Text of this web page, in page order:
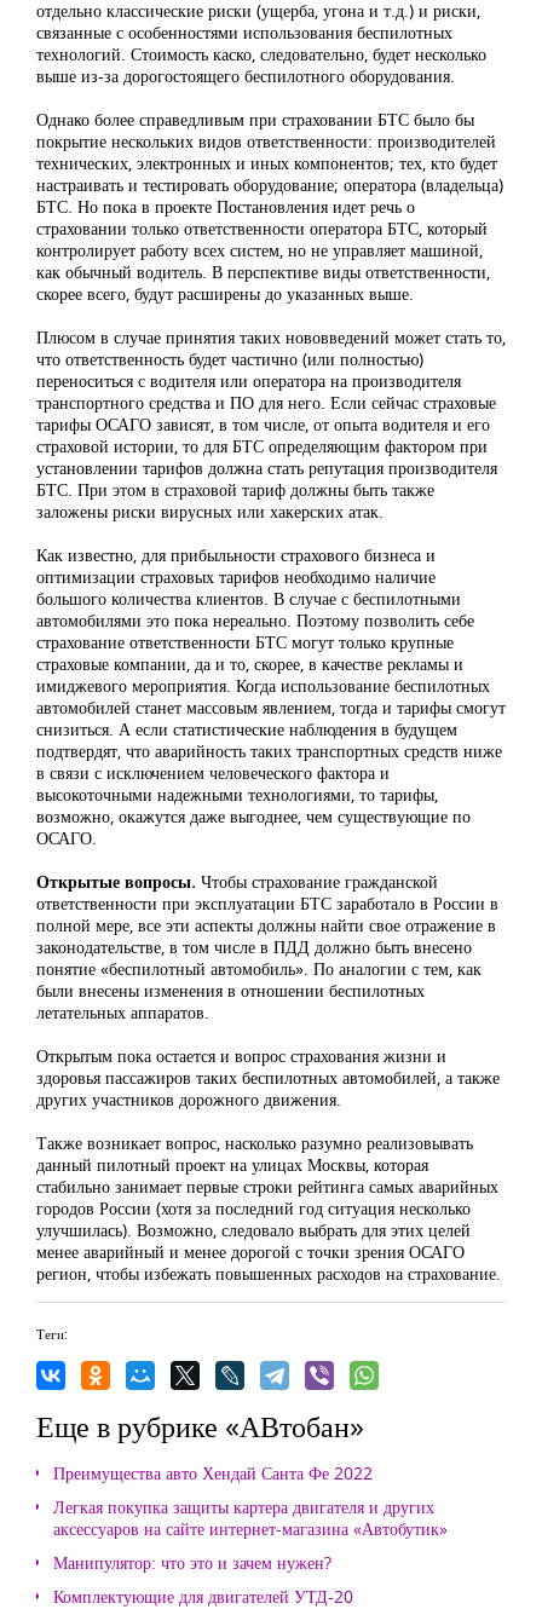
отдельно классические риски (ущерба, угона и т.д.) и риски,
связанные с особенностями использования беспилотных
технологий. Стоимость каско, следовательно, будет несколько
выше из-за дорогостоящего беспилотного оборудования.
Однако более справедливым при страховании БТС было бы
покрытие нескольких видов ответственности: производителей
технических, электронных и иных компонентов; тех, кто будет
настраивать и тестировать оборудование; оператора (владельца)
БТС. Но пока в проекте Постановления идет речь о
страховании только ответственности оператора БТС, который
контролирует работу всех систем, но не управляет машиной,
как обычный водитель. В перспективе виды ответственности,
скорее всего, будут расширены до указанных выше.
Плюсом в случае принятия таких нововведений может стать то,
что ответственность будет частично (или полностью)
переноситься с водителя или оператора на производителя
транспортного средства и ПО для него. Если сейчас страховые
тарифы ОСАГО зависят, в том числе, от опыта водителя и его
страховой истории, то для БТС определяющим фактором при
установлении тарифов должна стать репутация производителя
БТС. При этом в страховой тариф должны быть также
заложены риски вирусных или хакерских атак.
Как известно, для прибыльности страхового бизнеса и
оптимизации страховых тарифов необходимо наличие
большого количества клиентов. В случае с беспилотными
автомобилями это пока нереально. Поэтому позволить себе
страхование ответственности БТС могут только крупные
страховые компании, да и то, скорее, в качестве рекламы и
имиджевого мероприятия. Когда использование беспилотных
автомобилей станет массовым явлением, тогда и тарифы смогут
снизиться. А если статистические наблюдения в будущем
подтвердят, что аварийность таких транспортных средств ниже
в связи с исключением человеческого фактора и
высокоточными надежными технологиями, то тарифы,
возможно, окажутся даже выгоднее, чем существующие по
ОСАГО.
Открытые вопросы. Чтобы страхование гражданской
ответственности при эксплуатации БТС заработало в России в
полной мере, все эти аспекты должны найти свое отражение в
законодательстве, в том числе в ПДД должно быть внесено
понятие «беспилотный автомобиль». По аналогии с тем, как
были внесены изменения в отношении беспилотных
летательных аппаратов.
Открытым пока остается и вопрос страхования жизни и
здоровья пассажиров таких беспилотных автомобилей, а также
других участников дорожного движения.
Также возникает вопрос, насколько разумно реализовывать
данный пилотный проект на улицах Москвы, которая
стабильно занимает первые строки рейтинга самых аварийных
городов России (хотя за последний год ситуация несколько
улучшилась). Возможно, следовало выбрать для этих целей
менее аварийный и менее дорогой с точки зрения ОСАГО
регион, чтобы избежать повышенных расходов на страхование.
Теги:
Еще в рубрике «АВтобан»
Преимущества авто Хендай Санта Фе 2022
Легкая покупка защиты картера двигателя и других
аксессуаров на сайте интернет-магазина «Автобутик»
Манипулятор: что это и зачем нужен?
Комплектующие для двигателей УТД-20